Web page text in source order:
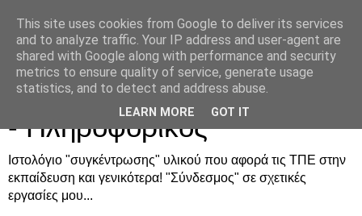
Μανόλης Φραγκονικολάκης
- Πληροφορικός
Ιστολόγιο "συγκέντρωσης" υλικού που αφορά τις ΤΠΕ στην
εκπαίδευση και γενικότερα! "Σύνδεσμος" σε σχετικές
εργασίες μου...
This site uses cookies from Google to deliver its services
and to analyze traffic. Your IP address and user-agent are
shared with Google along with performance and security
metrics to ensure quality of service, generate usage
statistics, and to detect and address abuse.
LEARN MORE GOT IT